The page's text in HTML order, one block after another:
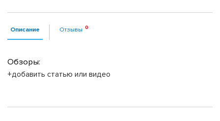
Описание Отзывы
Обзоры:
+добавить статью или видео